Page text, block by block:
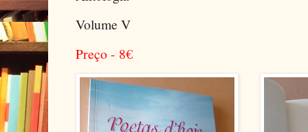
Volume V
Preço - 8€